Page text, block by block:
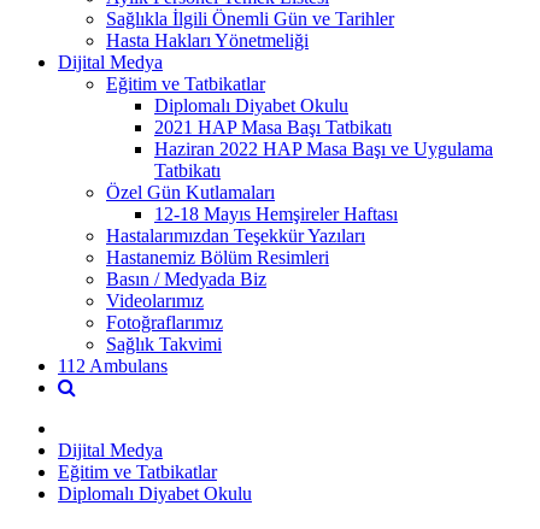
Sağlıkla İlgili Önemli Gün ve Tarihler
Hasta Hakları Yönetmeliği
Dijital Medya
Eğitim ve Tatbikatlar
Diplomalı Diyabet Okulu
2021 HAP Masa Başı Tatbikatı
Haziran 2022 HAP Masa Başı ve Uygulama
Tatbikatı
Özel Gün Kutlamaları
12-18 Mayıs Hemşireler Haftası
Hastalarımızdan Teşekkür Yazıları
Hastanemiz Bölüm Resimleri
Basın / Medyada Biz
Videolarımız
Fotoğraflarımız
Sağlık Takvimi
112 Ambulans
Dijital Medya
Eğitim ve Tatbikatlar
Diplomalı Diyabet Okulu